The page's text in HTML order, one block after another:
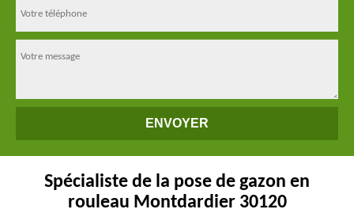
Spécialiste de la pose de gazon en
rouleau Montdardier 30120